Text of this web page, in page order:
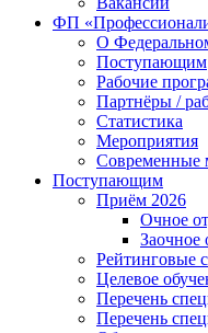
ФП
О
Поступающим
Рабочие
Партнёры /
Статистика
Мероприятия
Современные
Поступающим
Приём 2026
Очное
Заочное
Рейтинговые
Целевое
Перечень
Перечень